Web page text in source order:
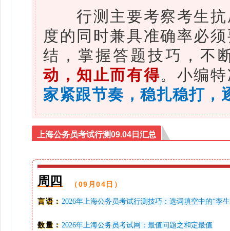
行测主要考察考生抗
度的同时兼具准确率必
结，掌握答题技巧，不
动，知止而有得。小编
家紧跟节奏 ，稳扎稳打，
上海公务员考试行测09.04日汇总
周四 （09月04日）
言语： 2026年上海公务员考试行测技巧：选词填空中的“孪
数量： 2026年上海公务员考试网：最值问题之和定最值